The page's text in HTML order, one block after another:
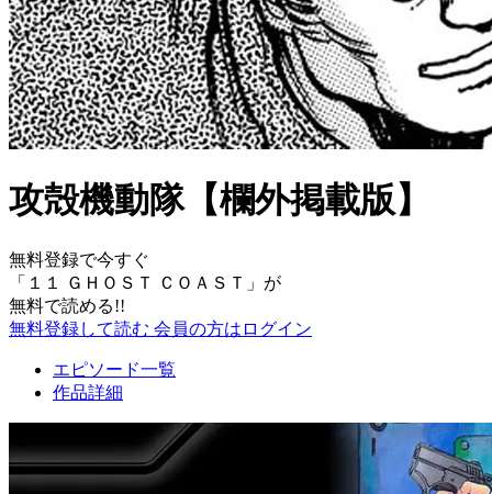
攻殻機動隊【欄外掲載版】
無料登録で今すぐ
「 １１ ＧＨＯＳＴ ＣＯＡＳＴ 」が
無料で読める!!
無料登録して読む 会員の方はログイン
エピソード一覧
作品詳細